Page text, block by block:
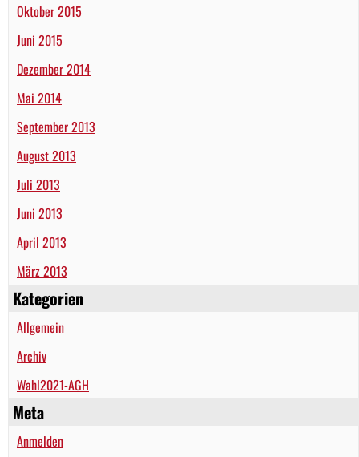
Oktober 2015
Juni 2015
Dezember 2014
Mai 2014
September 2013
August 2013
Juli 2013
Juni 2013
April 2013
März 2013
Kategorien
Allgemein
Archiv
Wahl2021-AGH
Meta
Anmelden